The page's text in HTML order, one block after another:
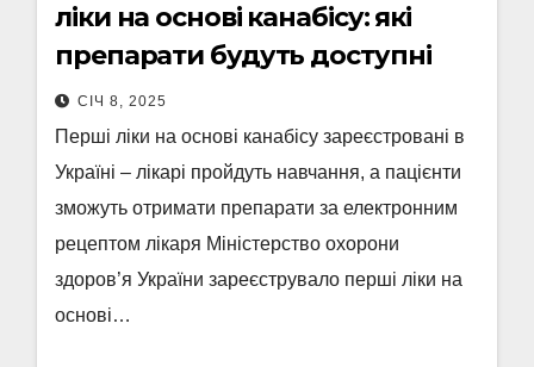
ліки на основі канабісу: які
препарати будуть доступні
СІЧ 8, 2025
Перші ліки на основі канабісу зареєстровані в
Україні – лікарі пройдуть навчання, а пацієнти
зможуть отримати препарати за електронним
рецептом лікаря Міністерство охорони
здоров’я України зареєструвало перші ліки на
основі…